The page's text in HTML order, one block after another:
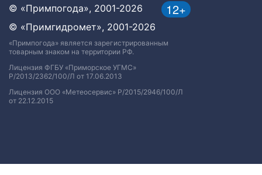
12+
© «Примпогода», 2001-2026
© «Примгидромет», 2001-2026
«Примпогода» является зарегистрированным
товарным знаком на территории РФ.
Лицензия ФГБУ «Приморское УГМС»
Р/2013/2362/100/Л от 17.06.2013
Лицензия ООО «Метеосервис» Р/2015/2946/100/Л
от 22.12.2015